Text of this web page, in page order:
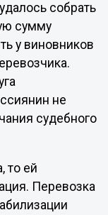
собрать
сумму
у виновников
не
судебного
то ей
Перевозка